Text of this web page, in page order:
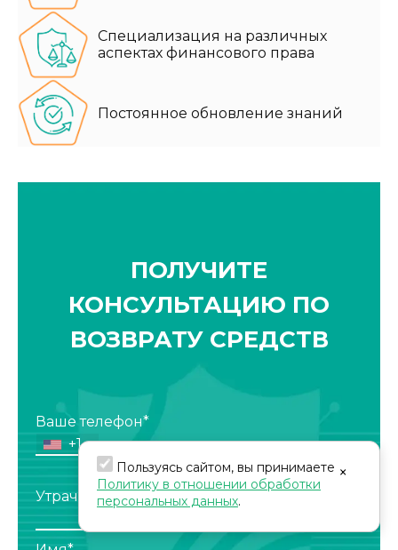
Специализация на различных
аспектах финансового права
Постоянное обновление знаний
ПОЛУЧИТЕ
КОНСУЛЬТАЦИЮ ПО
ВОЗВРАТУ СРЕДСТВ
Ваше телефон*
+1
Утраченная сумма*
×
Пользуясь сайтом, вы принимаете
Политику в отношении обработки
персональных данных.